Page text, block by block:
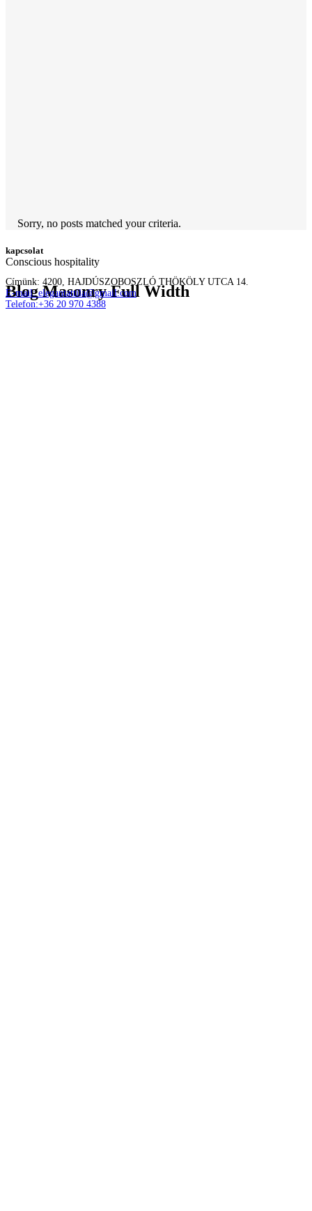
Conscious hospitality
Blog Masonry Full Width
Sorry, no posts matched your criteria.
kapcsolat
Címünk: 4200, HAJDÚSZOBOSZLÓ THÖKÖLY UTCA 14.
E-mail: elegantattila@gmail.com
Telefon:+36 20 970 4388